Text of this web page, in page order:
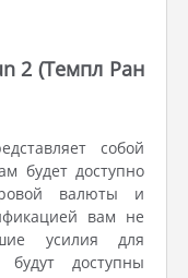
2 (Темпл Ран
собой
будет доступно
валюты и
вам не
усилия для
доступны